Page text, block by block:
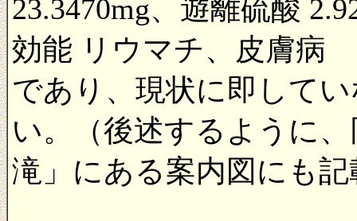
23.3470mg、遊離硫酸
効能 リウマチ、皮膚病
であり、現状に即して
い。（後述するように
滝」にある案内図にも